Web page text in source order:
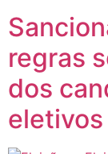
regras
dos
eletivos